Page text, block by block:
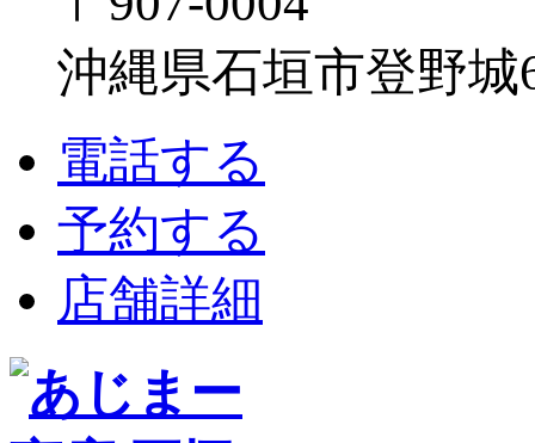
沖縄県石垣市登野城
電話する
予約する
店舗詳細